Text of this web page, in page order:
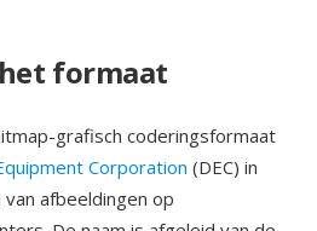
formaat
grafisch coderingsformaat
Corporation (DEC) in
afbeeldingen op